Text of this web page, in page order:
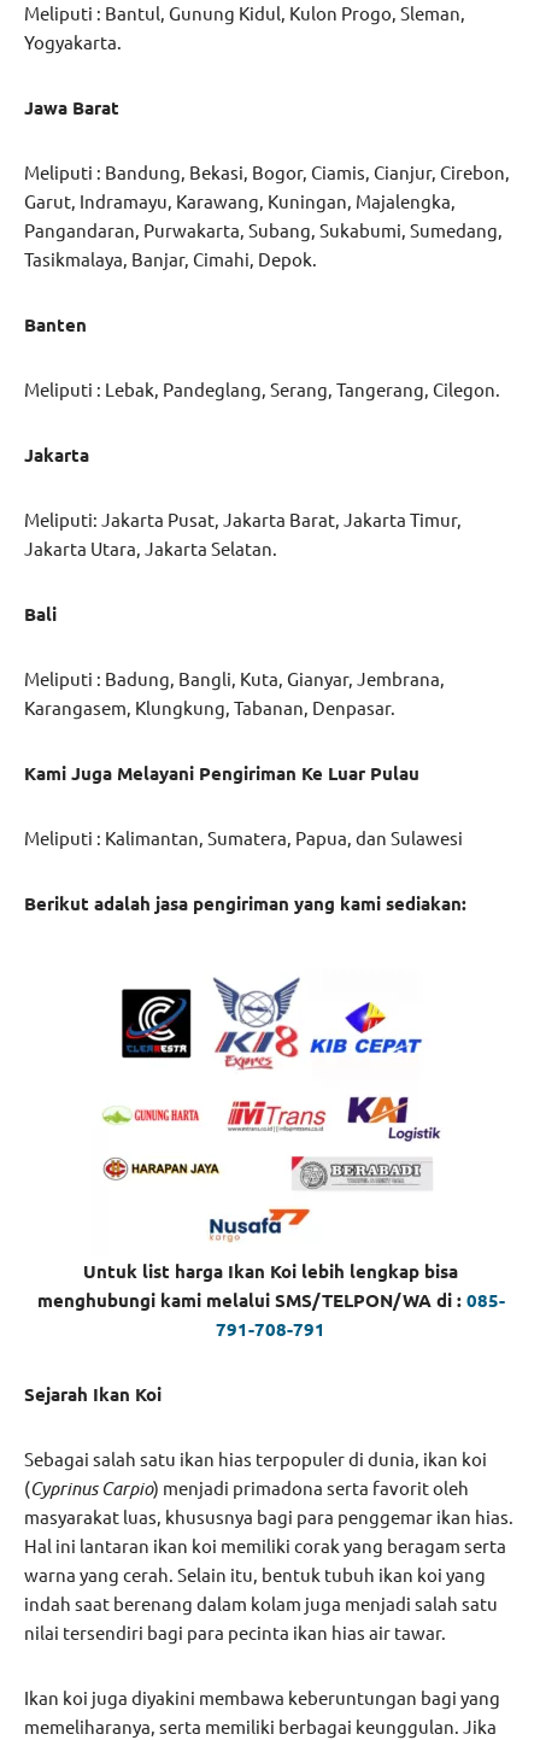
Meliputi : Bantul, Gunung Kidul, Kulon Progo, Sleman,
Yogyakarta.
Jawa Barat
Meliputi : Bandung, Bekasi, Bogor, Ciamis, Cianjur, Cirebon,
Garut, Indramayu, Karawang, Kuningan, Majalengka,
Pangandaran, Purwakarta, Subang, Sukabumi, Sumedang,
Tasikmalaya, Banjar, Cimahi, Depok.
Banten
Meliputi : Lebak, Pandeglang, Serang, Tangerang, Cilegon.
Jakarta
Meliputi: Jakarta Pusat, Jakarta Barat, Jakarta Timur,
Jakarta Utara, Jakarta Selatan.
Bali
Meliputi : Badung, Bangli, Kuta, Gianyar, Jembrana,
Karangasem, Klungkung, Tabanan, Denpasar.
Kami Juga Melayani Pengiriman Ke Luar Pulau
Meliputi : Kalimantan, Sumatera, Papua, dan Sulawesi
Berikut adalah jasa pengiriman yang kami sediakan:
Untuk list harga Ikan Koi lebih lengkap bisa
menghubungi kami melalui SMS/TELPON/WA di :085-
791-708-791
Sejarah Ikan Koi
Sebagai salah satu ikan hias terpopuler di dunia, ikan koi
(Cyprinus Carpio) menjadi primadona serta favorit oleh
masyarakat luas, khususnya bagi para penggemar ikan hias.
Hal ini lantaran ikan koi memiliki corak yang beragam serta
warna yang cerah. Selain itu, bentuk tubuh ikan koi yang
indah saat berenang dalam kolam juga menjadi salah satu
nilai tersendiri bagi para pecinta ikan hias air tawar.
Ikan koi juga diyakini membawa keberuntungan bagi yang
memeliharanya, serta memiliki berbagai keunggulan. Jika